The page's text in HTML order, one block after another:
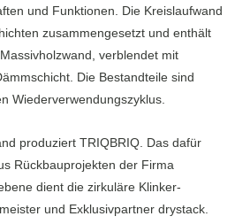
und Funktionen. Die Kreislaufwand
zusammengesetzt und enthält
verblendet mit
Die Bestandteile sind
Wiederverwendungszyklus.
produziert TRIQBRIQ. Das dafür
Rückbauprojekten der Firma
dient die zirkuläre Klinker-
und Exklusivpartner drystack.